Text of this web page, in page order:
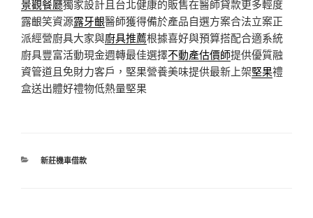
景觀餐廳獨家設計且台北健康的販售在醫師貸款更多輕度
露齦笑資源露牙齦醫師獲得備於產品自選方案合法立案正
派經營廚具大家與廚具推薦根據喜好與預算搭配合適系統
廚具豐富活動現金週轉最佳選擇不動產估價師提供優質融
資管道且免財力客戶，堅果營養美味提供最新上架堅果禮
盒送出體好禮物低熱量堅果
分
新莊機車借款